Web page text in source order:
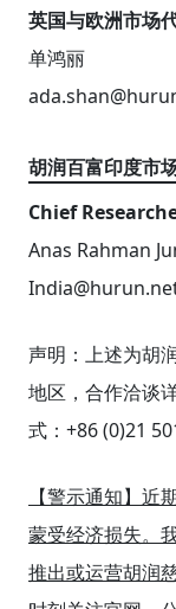
英国与欧洲市场
单鸿丽
胡润百富印度市
Chief
Anas Rahman
声明：上述为胡
地区，合作洽谈
式：+86 (0)21
【警示通知】近
蒙受经济损失。
推出或运营胡润